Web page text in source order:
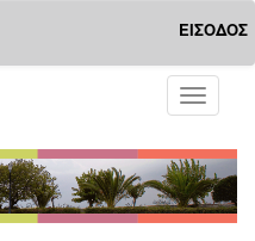
ΕΙΣΟΔΟΣ
Toggle